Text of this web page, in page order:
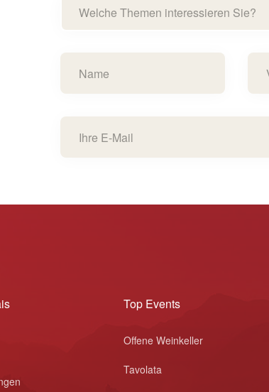
Welche Themen interessieren Sie?
Top Events
Offene Weinkeller
Tavolata